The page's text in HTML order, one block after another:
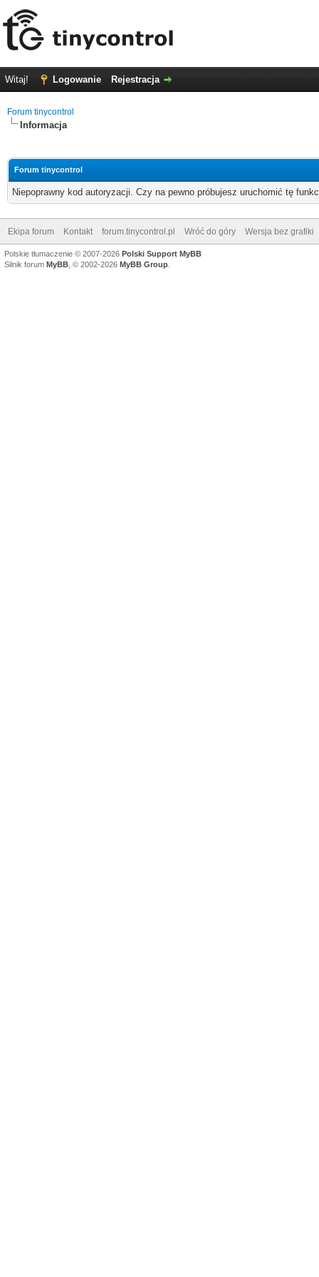
Witaj! Logowanie Rejestracja
Forum tinycontrol
Informacja
Forum tinycontrol
Niepoprawny kod autoryzacji. Czy na pewno próbujesz uruchomić tę
Ekipa forum Kontakt forum.tinycontrol.pl Wróć do góry Wersja bez grafiki
Polskie tłumaczenie © 2007-2026 Polski Support MyBB
Silnik forum MyBB , © 2002-2026 MyBB Group